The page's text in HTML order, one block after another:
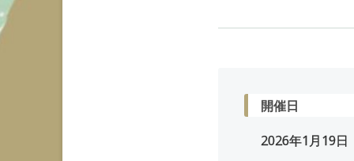
開催日
2026年1月19日